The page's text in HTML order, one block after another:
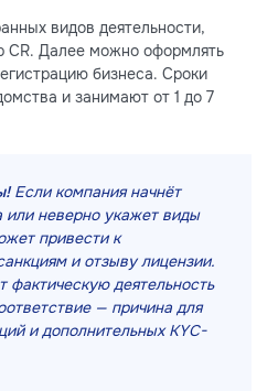
видов деятельности,
CR. Далее можно оформлять
бизнеса. Сроки
и занимают от 1 до 7
Если компания начнёт
или неверно укажет виды
привести к
и отзыву лицензии.
фактическую деятельность
— причина для
и дополнительных KYC-